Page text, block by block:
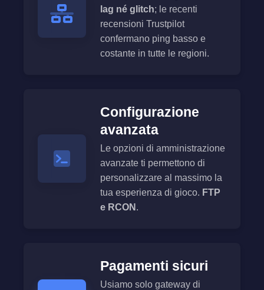
lag né glitch; le recenti
recensioni Trustpilot
confermano ping basso e
costante in tutte le regioni.
Configurazione
avanzata
Le opzioni di amministrazione
avanzate ti permettono di
personalizzare al massimo la
tua esperienza di gioco. FTP
e RCON .
Pagamenti sicuri
Usiamo solo gateway di